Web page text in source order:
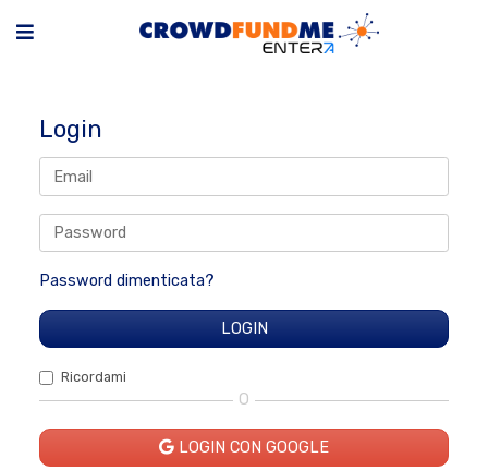
Login
Password dimenticata?
Ricordami
O
LOGIN CON GOOGLE